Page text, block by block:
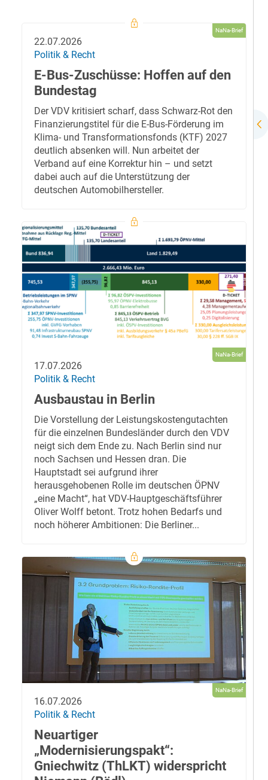
NaNa-Brief
22.07.2026
Politik & Recht
E-Bus-Zuschüsse: Hoffen auf den
Bundestag
Der VDV kritisiert scharf, dass Schwarz-Rot den
Finanzierungstitel für die E-Bus-Förderung im
Klima- und Transformationsfonds (KTF) 2027
deutlich absenken will. Nun arbeitet der
Verband auf eine Korrektur hin – und setzt
dabei auch auf die Unterstützung der
deutschen Automobilhersteller.
NaNa-Brief
17.07.2026
Politik & Recht
Ausbaustau in Berlin
Die Vorstellung der Leistungskostengutachten
für die einzelnen Bundesländer durch den VDV
neigt sich dem Ende zu. Nach Berlin sind nur
noch Sachsen und Hessen dran. Die
Hauptstadt sei aufgrund ihrer
herausgehobenen Rolle im deutschen ÖPNV
„eine Macht“, hat VDV-Hauptgeschäftsführer
Oliver Wolff betont. Trotz hohen Bedarfs und
noch höherer Ambitionen: Die Berliner...
NaNa-Brief
16.07.2026
Politik & Recht
Neuartiger
„Modernisierungspakt“:
Gniechwitz (ThLKT) widerspricht